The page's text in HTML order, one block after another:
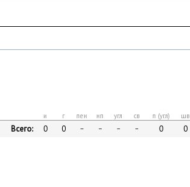
и г пен нп угл св п (угл) шв
Всего: 0 0 – – – – 0 0